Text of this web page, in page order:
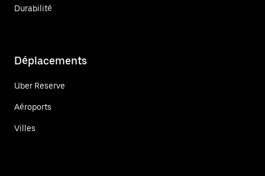
Durabilité
Déplacements
Uber Reserve
Aéroports
Villes